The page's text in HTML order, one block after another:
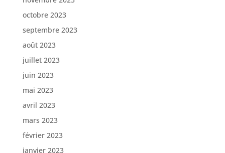
octobre 2023
septembre 2023
août 2023
juillet 2023
juin 2023
mai 2023
avril 2023
mars 2023
février 2023
janvier 2023